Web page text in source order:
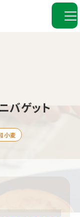
バゲット
小麦